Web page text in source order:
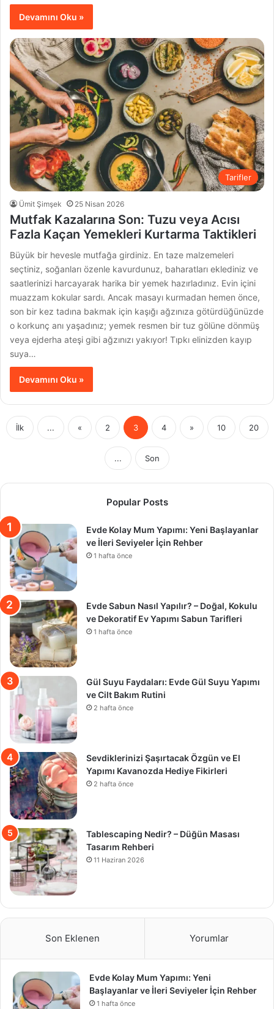
Devamını Oku »
Tarifler
Ümit Şimşek 25 Nisan 2026
Mutfak Kazalarına Son: Tuzu veya Acısı
Fazla Kaçan Yemekleri Kurtarma Taktikleri
Büyük bir hevesle mutfağa girdiniz. En taze malzemeleri
seçtiniz, soğanları özenle kavurdunuz, baharatları eklediniz ve
saatlerinizi harcayarak harika bir yemek hazırladınız. Evin içini
muazzam kokular sardı. Ancak masayı kurmadan hemen önce,
son bir kez tadına bakmak için kaşığı ağzınıza götürdüğünüzde
o korkunç anı yaşadınız; yemek resmen bir tuz gölüne dönmüş
veya ejderha ateşi gibi ağzınızı yakıyor! Tıpkı elinizden kayıp
suya…
Devamını Oku »
İlk ... « 2 3 4 » 10 20
... Son
Popular Posts
Evde Kolay Mum Yapımı: Yeni Başlayanlar
ve İleri Seviyeler İçin Rehber
1 hafta önce
Evde Sabun Nasıl Yapılır? – Doğal, Kokulu
ve Dekoratif Ev Yapımı Sabun Tarifleri
1 hafta önce
Gül Suyu Faydaları: Evde Gül Suyu Yapımı
ve Cilt Bakım Rutini
2 hafta önce
Sevdiklerinizi Şaşırtacak Özgün ve El
Yapımı Kavanozda Hediye Fikirleri
2 hafta önce
Tablescaping Nedir? – Düğün Masası
Tasarım Rehberi
11 Haziran 2026
Son Eklenen Yorumlar
Evde Kolay Mum Yapımı: Yeni
Başlayanlar ve İleri Seviyeler İçin Rehber
1 hafta önce